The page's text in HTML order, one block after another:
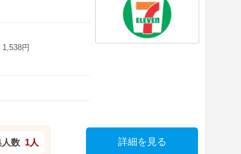
円
数 1人 詳細を見る